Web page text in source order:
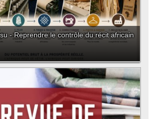
- Reprendre le contrôle du récit africain